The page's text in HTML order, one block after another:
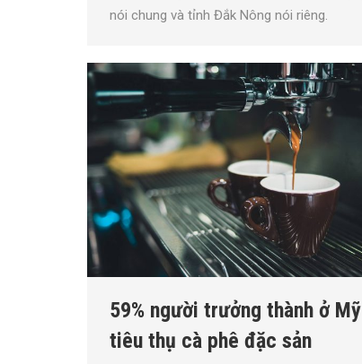
nói chung và tỉnh Đắk Nông nói riêng.
59% người trưởng thành ở Mỹ
tiêu thụ cà phê đặc sản